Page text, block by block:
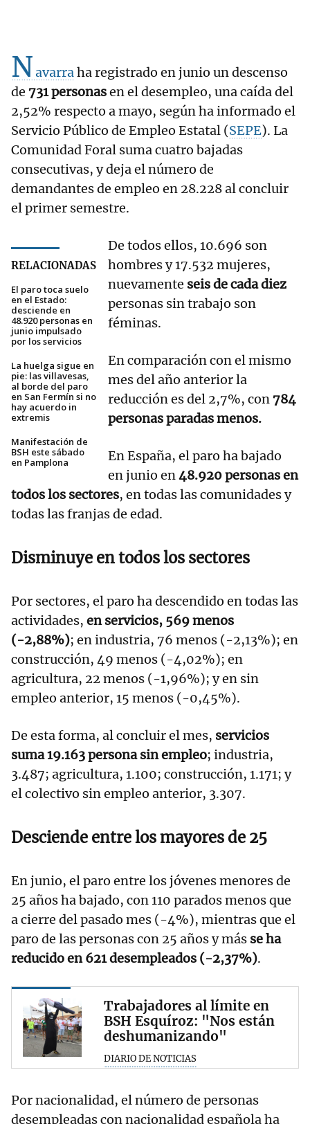
Navarraha registrado en junio un descenso
de 731 personasen el desempleo, una caída del
2,52% respecto a mayo, según ha informado el
Servicio Público de Empleo Estatal (SEPE). La
Comunidad Foral suma cuatro bajadas
consecutivas, y deja el número de
demandantes de empleo en 28.228 al concluir
el primer semestre.
RELACIONADAS
El paro toca suelo
en el Estado:
desciende en
48.920 personas en
junio impulsado
por los servicios
La huelga sigue en
pie: las villavesas,
al borde del paro
en San Fermín si no
hay acuerdo in
extremis
Manifestación de
BSH este sábado
en Pamplona
De todos ellos, 10.696 son
hombres y 17.532 mujeres,
nuevamente seis de cada diez
personas sin trabajo son
féminas.
En comparación con el mismo
mes del año anterior la
reducción es del 2,7%, con 784
personas paradas menos.
En España, el paro ha bajado
en junio en48.920 personas en
todos los sectores, en todas las comunidades y
todas las franjas de edad.
Disminuye en todos los sectores
Por sectores, el paro ha descendido en todas las
actividades, en servicios, 569 menos
(-2,88%); en industria, 76 menos (-2,13%); en
construcción, 49 menos (-4,02%); en
agricultura, 22 menos (-1,96%); y en sin
empleo anterior, 15 menos (-0,45%).
De esta forma, al concluir el mes, servicios
suma 19.163 persona sin empleo; industria,
3.487; agricultura, 1.100; construcción, 1.171; y
el colectivo sin empleo anterior, 3.307.
Desciende entre los mayores de 25
En junio, el paro entre los jóvenes menores de
25 años ha bajado, con 110 parados menos que
a cierre del pasado mes (-4%), mientras que el
paro de las personas con 25 años y más se ha
reducido en 621 desempleados (-2,37%).
Trabajadores al límite en
BSH Esquíroz: "Nos están
deshumanizando"
DIARIO DE NOTICIAS
Por nacionalidad, el número de personas
desempleadas con nacionalidad española ha